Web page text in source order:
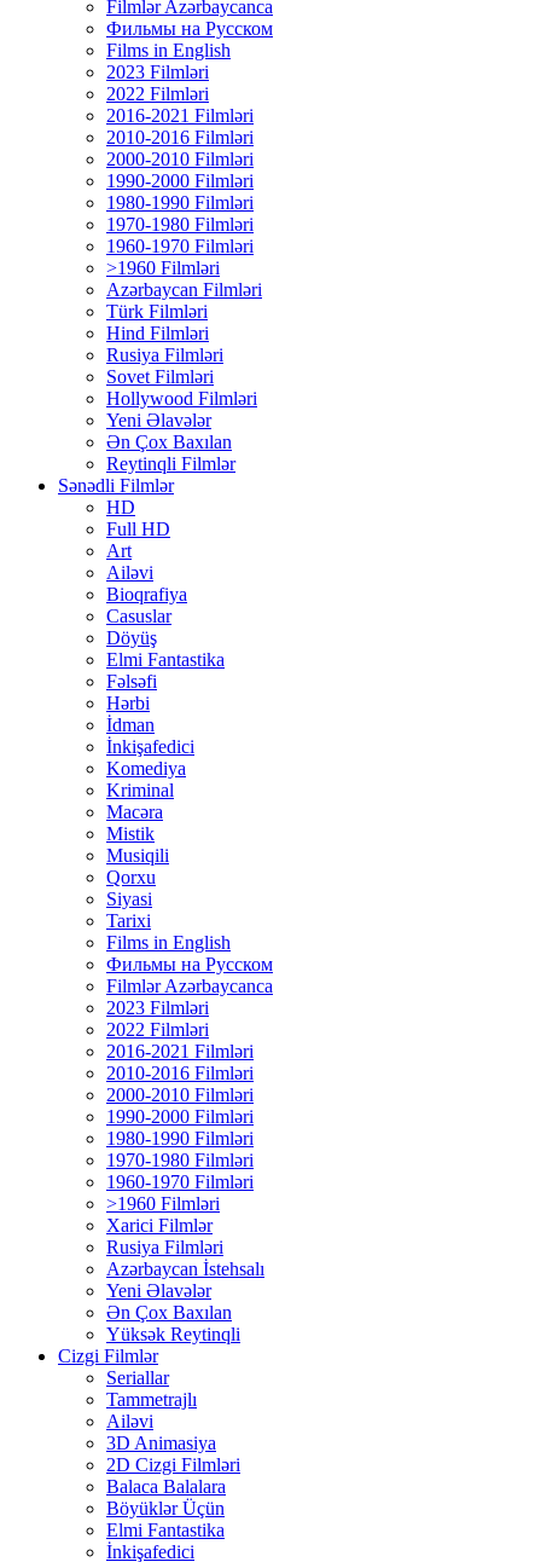
Filmlər Azərbaycanca
Фильмы на Русском
Films in English
2023 Filmləri
2022 Filmləri
2016-2021 Filmləri
2010-2016 Filmləri
2000-2010 Filmləri
1990-2000 Filmləri
1980-1990 Filmləri
1970-1980 Filmləri
1960-1970 Filmləri
>1960 Filmləri
Azərbaycan Filmləri
Türk Filmləri
Hind Filmləri
Rusiya Filmləri
Sovet Filmləri
Hollywood Filmləri
Yeni Əlavələr
Ən Çox Baxılan
Reytinqli Filmlər
Sənədli Filmlər
HD
Full HD
Art
Ailəvi
Bioqrafiya
Casuslar
Döyüş
Elmi Fantastika
Fəlsəfi
Hərbi
İdman
İnkişafedici
Komediya
Kriminal
Macəra
Mistik
Musiqili
Qorxu
Siyasi
Tarixi
Films in English
Фильмы на Русском
Filmlər Azərbaycanca
2023 Filmləri
2022 Filmləri
2016-2021 Filmləri
2010-2016 Filmləri
2000-2010 Filmləri
1990-2000 Filmləri
1980-1990 Filmləri
1970-1980 Filmləri
1960-1970 Filmləri
>1960 Filmləri
Xarici Filmlər
Rusiya Filmləri
Azərbaycan İstehsalı
Yeni Əlavələr
Ən Çox Baxılan
Yüksək Reytinqli
Cizgi Filmlər
Seriallar
Tammetrajlı
Ailəvi
3D Animasiya
2D Cizgi Filmləri
Balaca Balalara
Böyüklər Üçün
Elmi Fantastika
İnkişafedici